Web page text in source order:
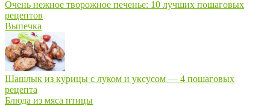
Очень нежное творожное печенье: 10 лучших пошаговых
рецептов
Выпечка
Шашлык из курицы с луком и уксусом — 4 пошаговых
рецепта
Блюда из мяса птицы